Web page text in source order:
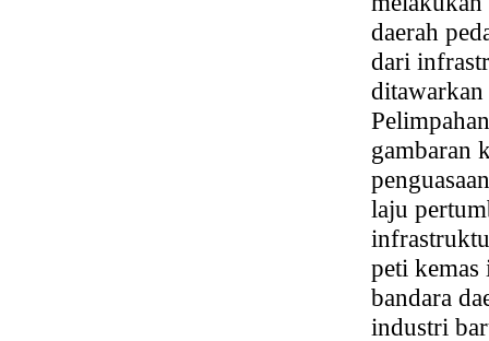
daerah
dari
gambaran
laju
peti kemas
bandara
industri